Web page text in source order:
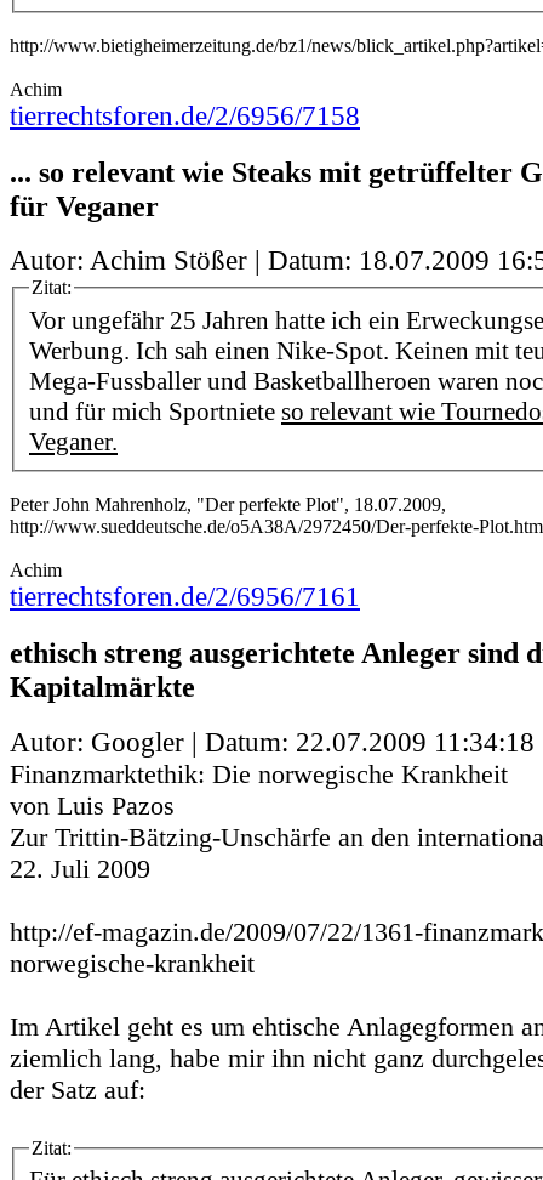
http://www.bietigheimerzeitung.de/bz1/news/
Achim
tierrechtsforen.de/2/6956/7158
... so relevant wie Steaks mit getrüffelter
für Veganer
Autor: Achim Stößer | Datum: 18.07.2009
Zitat:
Vor ungefähr 25 Jahren hatte ich ein
Werbung. Ich sah einen Nike-Spot. Keinen mit
Mega-Fussballer und Basketballheroen waren
und für mich Sportniete so relevant wie
Veganer.
Peter John Mahrenholz, "Der perfekte Plot", 18.07.2009,
http://www.sueddeutsche.de/o5A38A/2972450/Der-perfekte-
Achim
tierrechtsforen.de/2/6956/7161
ethisch streng ausgerichtete Anleger sind
Kapitalmärkte
Autor: Googler | Datum: 22.07.2009 11:34:18
Finanzmarktethik: Die norwegische Krankheit
von Luis Pazos
Zur Trittin-Bätzing-Unschärfe an den
22. Juli 2009
http://ef-magazin.de/2009/07/22/1361-
norwegische-krankheit
Im Artikel geht es um ehtische Anlagegformen
ziemlich lang, habe mir ihn nicht ganz
der Satz auf:
Zitat: